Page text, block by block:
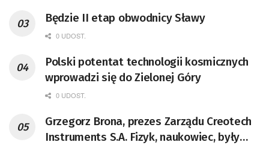
Będzie II etap obwodnicy Sławy
0 UDOST.
Polski potentat technologii kosmicznych
wprowadzi się do Zielonej Góry
0 UDOST.
Grzegorz Brona, prezes Zarządu Creotech
Instruments S.A. Fizyk, naukowiec, były